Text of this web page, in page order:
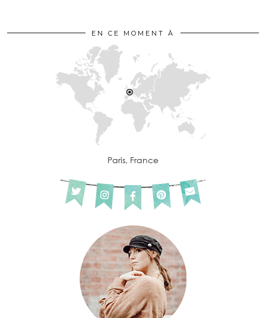
EN CE MOMENT À
Paris, France